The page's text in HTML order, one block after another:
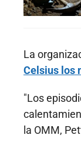
La
Celsius los
"Los
la OMM,